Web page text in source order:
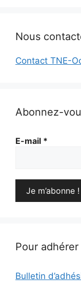
Nous
Contact TNE-
Abonnez-
E-mail *
Pour
Bulletin